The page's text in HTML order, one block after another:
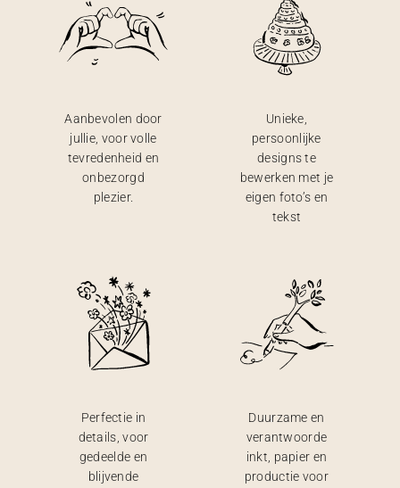
Aanbevolen door
jullie, voor volle
tevredenheid en
onbezorgd
plezier.
Unieke,
persoonlijke
designs te
bewerken met je
eigen foto’s en
tekst
Perfectie in
details, voor
gedeelde en
blijvende
Duurzame en
verantwoorde
inkt, papier en
productie voor